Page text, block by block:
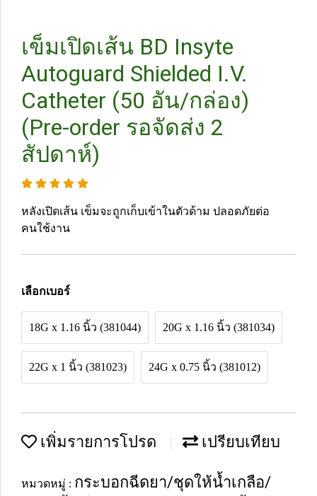
เข็มเปิดเส้น BD Insyte
Autoguard Shielded I.V.
Catheter (50 อัน/กล่อง)
(Pre-order รอจัดส่ง 2
สัปดาห์)
หลังเปิดเส้น เข็มจะถูกเก็บเข้าในตัวด้าม ปลอดภัยต่อ
คนใช้งาน
เลือกเบอร์
18G x 1.16 นิ้ว (381044) 20G x 1.16 นิ้ว (381034)
22G x 1 นิ้ว (381023) 24G x 0.75 นิ้ว (381012)
เพิ่มรายการโปรด เปรียบเทียบ
หมวดหมู่ : กระบอกฉีดยา/ชุดให้น้ำเกลือ/